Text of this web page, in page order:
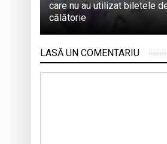
care nu au utilizat biletele
călătorie
LASĂ UN COMENTARIU